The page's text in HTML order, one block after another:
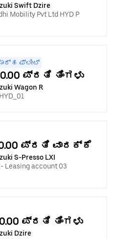
Swift Dzire
Mobility Pvt Ltd HYD P
ಫ್ಲೀಟ್
ಪ್ರತಿ ತಿಂಗಳು
Wagon R
ಪ್ರತಿ ವಾರಕ್ಕೆ
S-Presso LXI
Leasing account 03
ಪ್ರತಿ ತಿಂಗಳು
Dzire